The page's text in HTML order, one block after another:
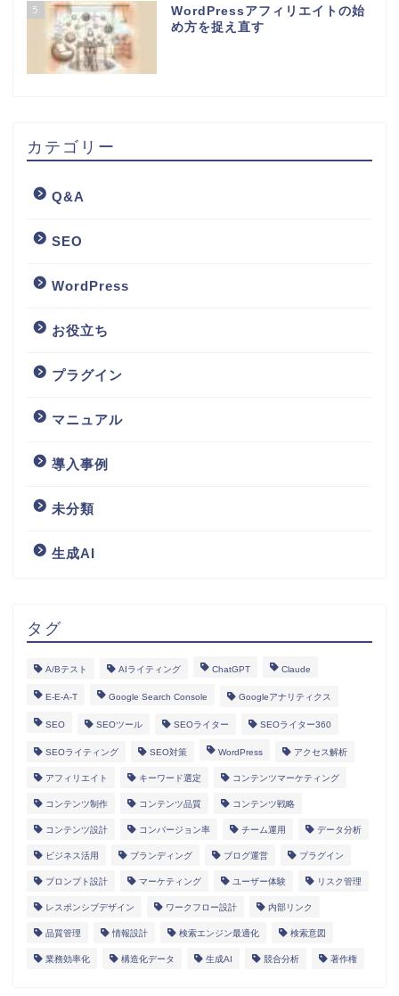
5
WordPressアフィリエイトの始
め方を捉え直す
カテゴリー
Q&A
SEO
WordPress
お役立ち
プラグイン
マニュアル
導入事例
未分類
生成AI
タグ
A/Bテスト AIライティング ChatGPT Claude
E-E-A-T Google Search Console Googleアナリティクス
SEO SEOツール SEOライター SEOライター360
SEOライティング SEO対策 WordPress アクセス解析
アフィリエイト キーワード選定 コンテンツマーケティング
コンテンツ制作 コンテンツ品質 コンテンツ戦略
コンテンツ設計 コンバージョン率 チーム運用 データ分析
ビジネス活用 ブランディング ブログ運営 プラグイン
プロンプト設計 マーケティング ユーザー体験 リスク管理
レスポンシブデザイン ワークフロー設計 内部リンク
品質管理 情報設計 検索エンジン最適化 検索意図
業務効率化 構造化データ 生成AI 競合分析 著作権
HOME